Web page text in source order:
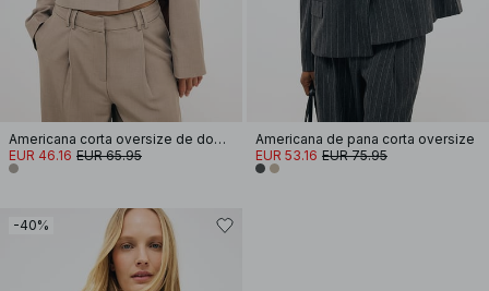
Americana corta oversize de doble botonadura
EUR 46.16 EUR 65.95
Americana de pana corta oversize
EUR 53.16 EUR 75.95
-40%